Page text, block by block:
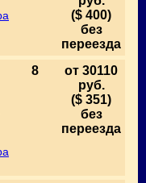
($ 400)
без
переезда
8
от 30110
руб.
($ 351)
без
переезда